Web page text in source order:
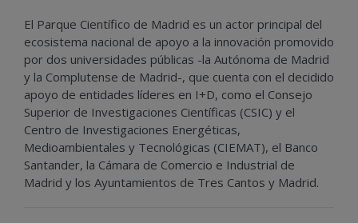
El Parque Científico de Madrid es un actor principal del
ecosistema nacional de apoyo a la innovación promovido
por dos universidades públicas -la Autónoma de Madrid
y la Complutense de Madrid-, que cuenta con el decidido
apoyo de entidades líderes en I+D, como el Consejo
Superior de Investigaciones Científicas (CSIC) y el
Centro de Investigaciones Energéticas,
Medioambientales y Tecnológicas (CIEMAT), el Banco
Santander, la Cámara de Comercio e Industrial de
Madrid y los Ayuntamientos de Tres Cantos y Madrid.